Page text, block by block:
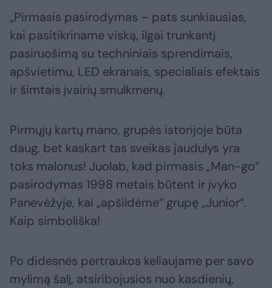
„Pirmasis pasirodymas – pats sunkiausias,
kai pasitikriname viską, ilgai trunkantį
pasiruošimą su techniniais sprendimais,
apšvietimu, LED ekranais, specialiais efektais
ir šimtais įvairių smulkmenų.
Pirmųjų kartų mano, grupės istorijoje būta
daug, bet kaskart tas sveikas jaudulys yra
toks malonus! Juolab, kad pirmasis „Man-go“
pasirodymas 1998 metais būtent ir įvyko
Panevėžyje, kai „apšildėme“ grupę „Junior“.
Kaip simboliška!
Po didesnės pertraukos keliaujame per savo
mylimą šalį, atsiribojusios nuo kasdienių,